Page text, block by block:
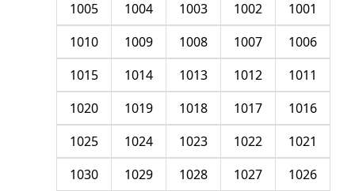
1001
1002
1003
1004
1005
1006
1007
1008
1009
1010
1011
1012
1013
1014
1015
1016
1017
1018
1019
1020
1021
1022
1023
1024
1025
1026
1027
1028
1029
1030